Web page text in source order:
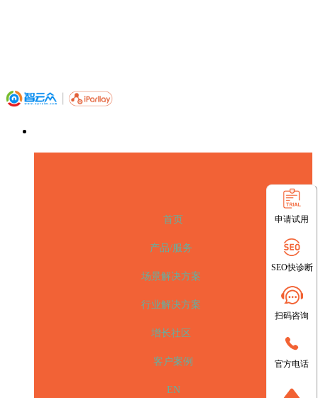
首页
产品/服务
场景解决方案
行业解决方案
增长社区
客户案例
EN
申请试用
SEO快诊断
扫码咨询
官方电话